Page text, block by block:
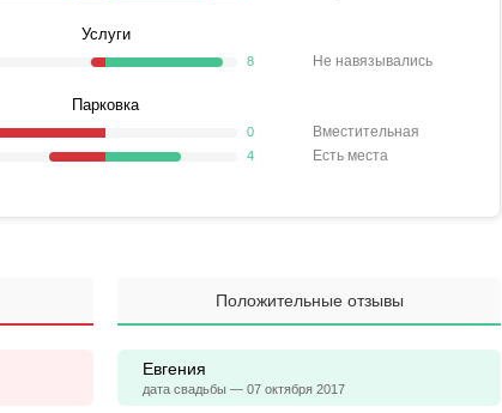
Услуги
Не навязывались
8
Парковка
Вместительная
0
Есть места
4
Положительные отзывы
Евгения
дата свадьбы — 07 октября 2017